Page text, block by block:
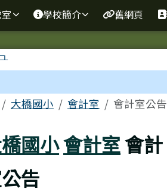
訊網
學校簡介 舊網頁
容區域
大橋國小 會計室 會計室公告
國小會計室會計
告